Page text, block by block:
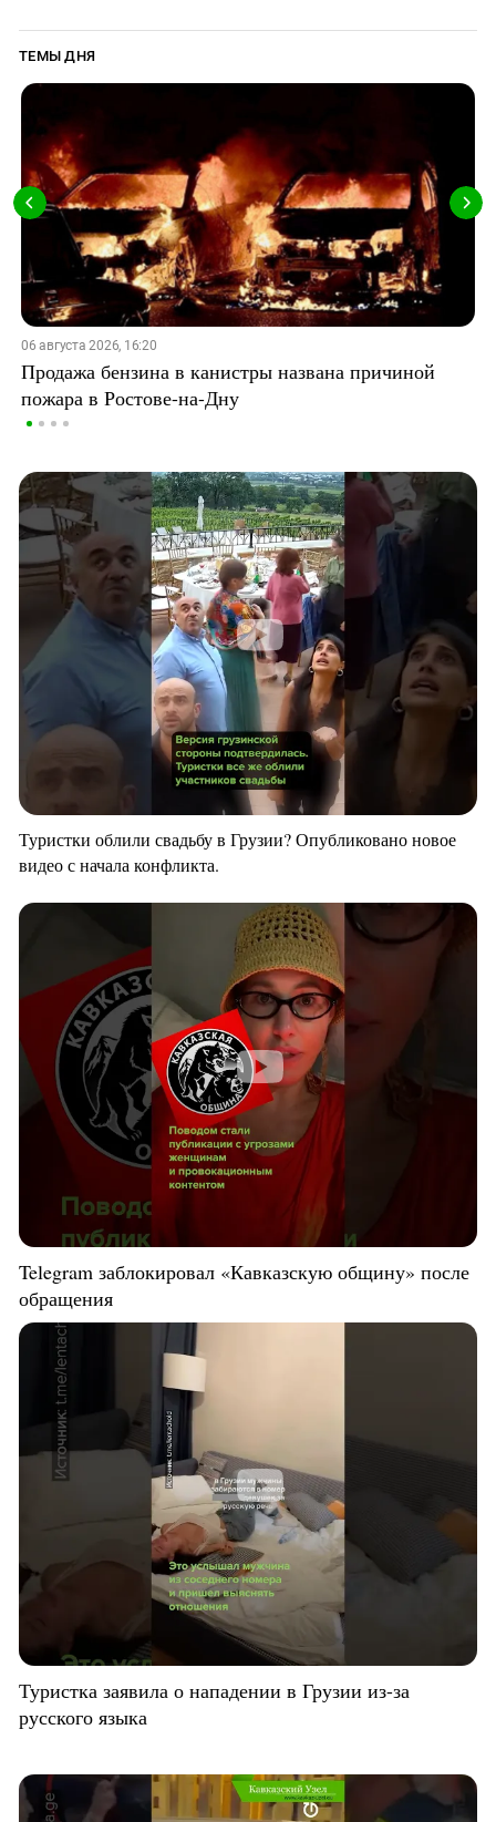
ТЕМЫ ДНЯ
06 августа 2026, 16:20
Продажа бензина в канистры названа причиной
пожара в Ростове-на-Дну
Туристки облили свадьбу в Грузии? Опубликовано новое
видео с начала конфликта.
Telegram заблокировал «Кавказскую общину» после
обращения
Туристка заявила о нападении в Грузии из-за
русского языка